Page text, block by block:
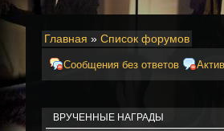
Главная » Список форумов
Сообщения без ответов
ВРУЧЕННЫЕ НАГРАДЫ